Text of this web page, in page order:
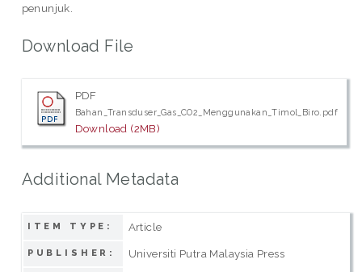
penunjuk.
Download File
PDF
Bahan_Transduser_Gas_CO2_Menggunakan_Timol_Biro.pdf
Download (2MB)
Additional Metadata
ITEM TYPE: Article
PUBLISHER: Universiti Putra Malaysia Press